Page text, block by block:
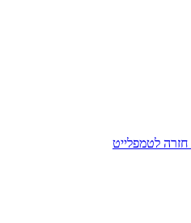
חזרה לטמפלייט